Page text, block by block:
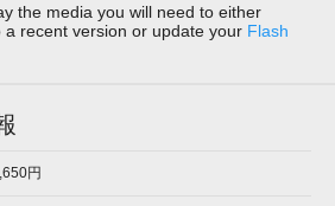
the media you will need to either
recent version or update your Flash
円